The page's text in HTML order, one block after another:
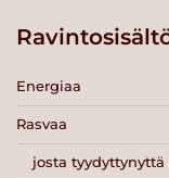
Energiaa
Rasvaa
josta tyydyttynyttä